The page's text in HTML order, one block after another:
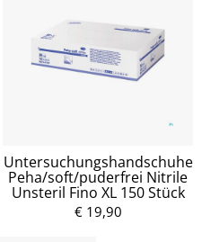
Untersuchungshandschuhe
Peha/soft/puderfrei Nitrile
Unsteril Fino XL 150 Stück
€ 19,90